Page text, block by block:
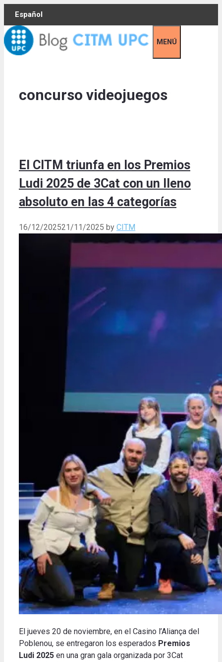
Skip
content
Español
MENÚ
concurso videojuegos
El CITM triunfa en los Premios
Ludi 2025 de 3Cat con un lleno
absoluto en las 4 categorías
16/12/202521/11/2025 by CITM
El jueves 20 de noviembre, en el Casino l’Aliança del
Poblenou, se entregaron los esperados Premios
Ludi 2025 en una gran gala organizada por 3Cat